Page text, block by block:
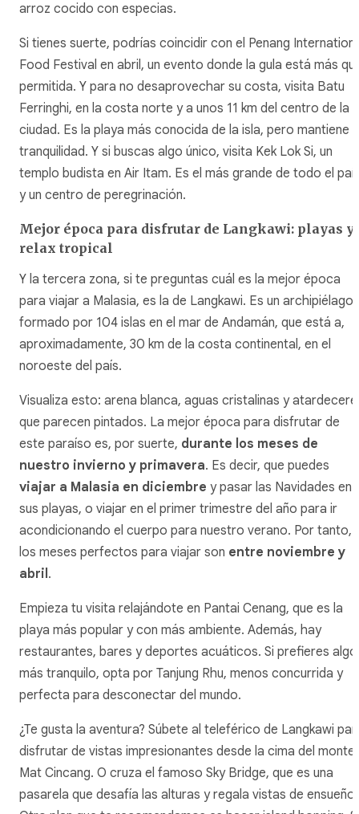
arroz cocido con especias.
Si tienes suerte, podrías coincidir con el Penang
Food Festival en abril, un evento donde la gula está más
permitida. Y para no desaprovechar su costa, visita Batu
Ferringhi, en la costa norte y a unos 11 km del centro de la
ciudad. Es la playa más conocida de la isla, pero mantiene
tranquilidad. Y si buscas algo único, visita Kek Lok Si, un
templo budista en Air Itam. Es el más grande de todo el
y un centro de peregrinación.
Mejor época para disfrutar de Langkawi: playas y
relax tropical
Y la tercera zona, si te preguntas cuál es la mejor época
para viajar a Malasia, es la de Langkawi. Es un archipiélago
formado por 104 islas en el mar de Andamán, que está a,
aproximadamente, 30 km de la costa continental, en el
noroeste del país.
Visualiza esto: arena blanca, aguas cristalinas y
que parecen pintados. La mejor época para disfrutar de
este paraíso es, por suerte, durante los meses de
nuestro invierno y primavera. Es decir, que puedes
viajar a Malasia en diciembre y pasar las Navidades en
sus playas, o viajar en el primer trimestre del año para ir
acondicionando el cuerpo para nuestro verano. Por tanto,
los meses perfectos para viajar son entre noviembre y
abril .
Empieza tu visita relajándote en Pantai Cenang, que es la
playa más popular y con más ambiente. Además, hay
restaurantes, bares y deportes acuáticos. Si prefieres algo
más tranquilo, opta por Tanjung Rhu, menos concurrida y
perfecta para desconectar del mundo.
¿Te gusta la aventura? Súbete al teleférico de Langkawi
disfrutar de vistas impresionantes desde la cima del monte
Mat Cincang. O cruza el famoso Sky Bridge, que es una
pasarela que desafía las alturas y regala vistas de ensueño.